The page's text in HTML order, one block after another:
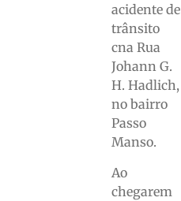
acidente de
trânsito
cna Rua
Johann G.
H. Hadlich,
no bairro
Passo
Manso.
Ao
chegarem